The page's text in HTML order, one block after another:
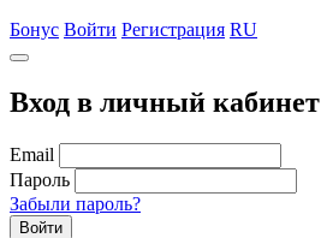
Бонус Войти Регистрация RU
Вход в личный кабинет
Email
Пароль
Забыли пароль?
Войти